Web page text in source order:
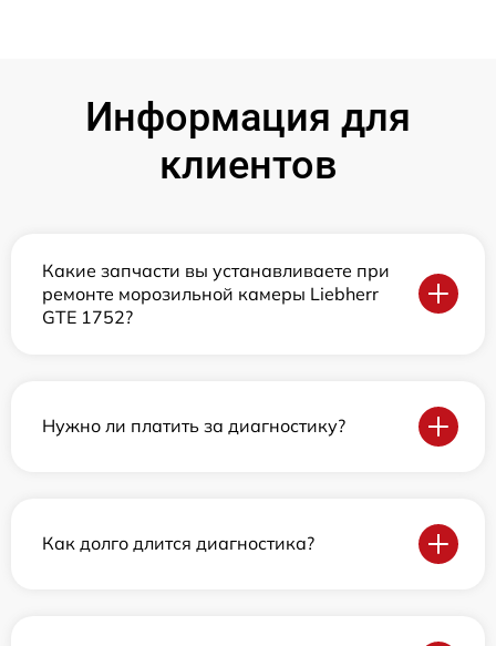
Информация для
клиентов
Какие запчасти вы устанавливаете при
ремонте морозильной камеры Liebherr
GTE 1752?
Нужно ли платить за диагностику?
Как долго длится диагностика?